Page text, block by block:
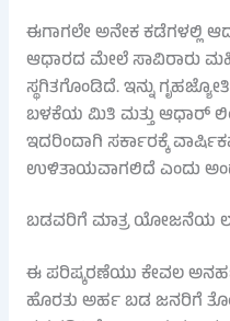
ಈಗಾಗಲೇ ಅನೇಕ
ಆಧಾರದ ಮೇಲೆ ಸಾವಿರಾರು
ಸ್ಥಗಿತಗೊಂಡಿದೆ. ಇನ್ನು
ಬಳಕೆಯ ಮಿತಿ ಮತ್ತು ಆಧಾರ್
ಇದರಿಂದಾಗಿ ಸರ್ಕಾರಕ್ಕೆ
ಉಳಿತಾಯವಾಗಲಿದೆ ಎಂದು
ಬಡವರಿಗೆ ಮಾತ್ರ ಯೋಜನೆಯ
ಈ ಪರಿಷ್ಕರಣೆಯು ಕೇವಲ
ಹೊರತು ಅರ್ಹ ಬಡ ಜನರಿಗೆ